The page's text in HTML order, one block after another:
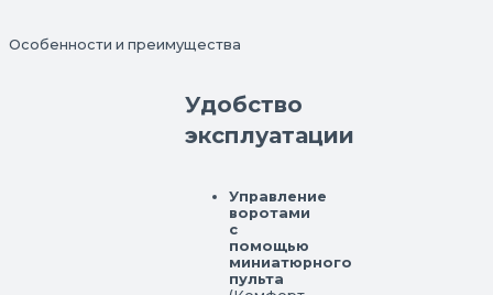
Особенности и преимущества
Удобство
эксплуатации
Управление
воротами
с
помощью
миниатюрного
пульта